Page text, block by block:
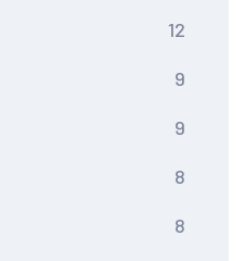
12
9
9
8
8